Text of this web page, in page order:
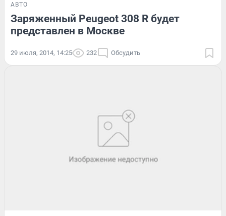
АВТО
Заряженный Peugeot 308 R будет
представлен в Москве
29 июля, 2014, 14:25 232 Обсудить